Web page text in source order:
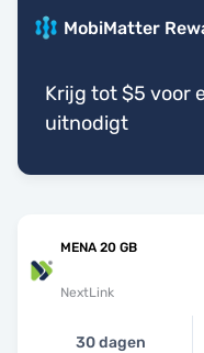
MobiMatter
Krijg tot $5 voor
uitnodigt
MENA 20 GB
NextLink
30 dagen